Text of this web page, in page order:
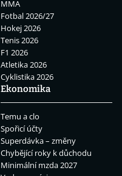
MMA
Fotbal 2026/27
Hokej 2026
Tenis 2026
F1 2026
Atletika 2026
Cyklistika 2026
Ekonomika
Temu a clo
Spořicí účty
Superdávka – změny
Chybějící roky k důchodu
Minimální mzda 2027